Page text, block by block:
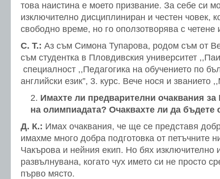
това наистина е моето призвание. За себе си
изключително дисциплиниран и честен човек,
свободно време, но го оползотворява с четене
С. Т.: Аз съм Симона Тупарова, родом съм от
съм студентка в Пловдивския университет
специалност ,,Педагогика на обучението по
английски език”, 3. курс. Вече нося и званието
Имахте ли предварителни очаквания
на олимпиадата? Очаквахте ли да бъдете
Д. К.: Имах очаквания, че ще се представя
имахме много добра подготовка от петъчните
Чакърова и нейния екип. Но бях изключително
развълнувана, когато чух името си не просто
първо място.